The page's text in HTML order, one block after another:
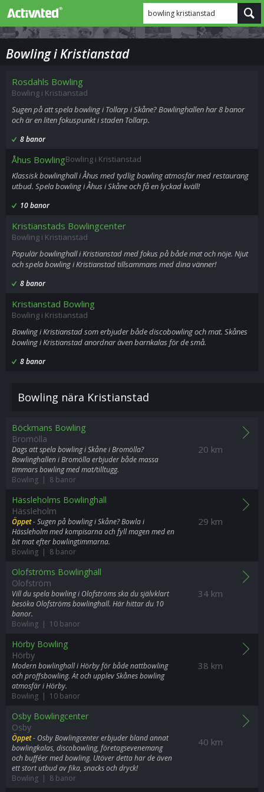
bowling kristianstad
Bowling i Kristianstad
Rosdahls Bowling
Bowling i Kristianstad
Sugen på att spela bowling i Tollarp i Skåne? Bowlinghallen har 8 banor
och är en liten fokuspunkt i staden Tollarp.
8 banor
Åhus BowlingBowling i Kristianstad
Klassisk bowlinghall i Åhus med tydlig bowling atmosfär med restaurang
utbud. Spela bowling i Åhus i Skåne och få en lyckad kväll!
10 banor
Kristianstads Bowlingcenter
Bowling i Kristianstad
Populär bowlinghall i Kristianstad med fokus på både mat och nöje. Njut
och spela bowling i Kristianstad tillsammans med dina vänner!
8 banor
Kristianstad Bowling
Bowling i Kristianstad
Bowling i Kristianstad som erbjuder både discobowling och mat. Skånes
bowling i Kristianstad anordnar även barnkalas för de små.
8 banor
Bowling nära Kristianstad
20 km
Böckmans Bowling
Bromölla
Dags att spela bowling i Skåne i Bromölla?
Bowlinghallen i Bromölla erbjuder både massa
timmars bowling med mat/tilltugg.
Bowling | 8 banor
29 km
Hässleholms Bowlinghall
Hässleholm
Öppet- Sugen på bowling i Skåne? Bowla i
Hässleholm med kompisarna och fyll magen med en
bit mat efter bowlingtimmarna.
Bowling | 8 banor
34 km
Olofströms Bowlinghall
Olofström
Vill du spela bowling i Olofströms ska du självklart
besöka Olofströms bowlinghall. Här hittar du 10
banor.
Bowling | 10 banor
38 km
Hörby Bowling
Hörby
Modern bowlinghall i Hörby för både nattbowling
och proffsbowling. Ät och upplev Skånes bowling
atmosfär i Hörby.
Bowling | 10 banor
40 km
Osby Bowlingcenter
Osby
Öppet- Osby Bowlingcenter erbjuder bland annat
bowlingkalas, discobowling, företagsevenemang
och bufféer med bowling. Utöver detta har de även
ett stort utbud av fika, snacks och dryck!
Bowling | 8 banor